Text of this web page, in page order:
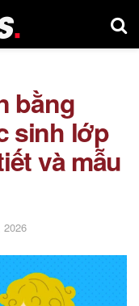
bằng
sinh lớp
và mẫu
2026